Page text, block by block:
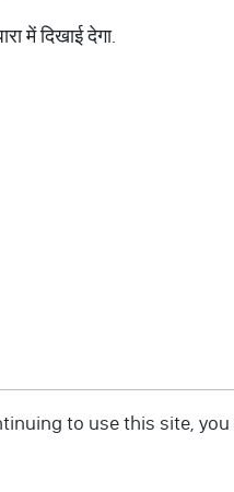
में दिखाई देगा.
to use this site,